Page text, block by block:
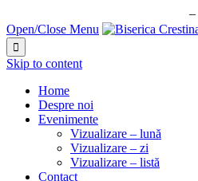
–
Open/Close Menu

Skip to content
Home
Despre noi
Evenimente
Vizualizare – lună
Vizualizare – zi
Vizualizare – listă
Contact